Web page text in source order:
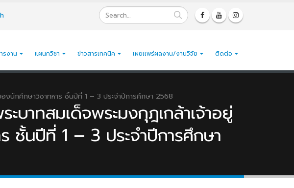
รงาน แผนกวิชา ข่าวสารเทคนิค เผยเเพร่ผลงาน/งานวิจัย ติดต่อ
งนักศึกษาวิชาทหาร ชั้นปีที่ 1 – 3 ประจำปีการศึกษา 2568
บาทสมเด็จพระมงกุฎเกล้าเจ้าอยู่
ชั้นปีที่ 1 – 3 ประจำปีการศึกษา